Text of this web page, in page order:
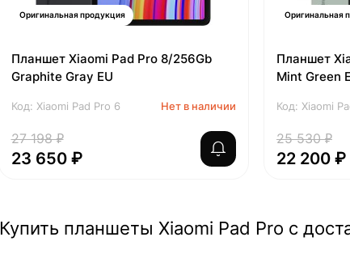
Оригинальная продукция
Планшет Xiaomi Pad Pro 8/256Gb
Graphite Gray EU
Код: Xiaomi Pad Pro 6 Нет в наличии
27 198 ₽
23 650 ₽
Оригинальная
Планшет
Mint Green
Код: Xiaomi
25 530 ₽
22 200 ₽
Купить планшеты Xiaomi Pad Pro с